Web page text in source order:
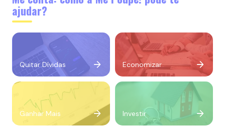
ajudar?
Quitar Dívidas Economizar
Ganhar Mais Investir